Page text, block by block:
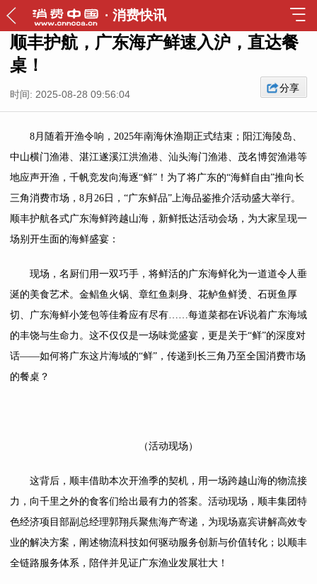
· 消费快讯
顺丰护航，广东海产鲜速入沪，直达餐
桌！
时间: 2025-08-28 09:56:04
分享
8月随着开渔令响，2025年南海休渔期正式结束；阳江海陵岛、
中山横门渔港、湛江遂溪江洪渔港、汕头海门渔港、茂名博贺渔港等
地应声开渔，千帆竞发向海逐“鲜”！为了将广东的“海鲜自由”推向长
三角消费市场，8月26日，“广东鲜品”上海品鉴推介活动盛大举行。
顺丰护航各式广东海鲜跨越山海，新鲜抵达活动会场，为大家呈现一
场别开生面的海鲜盛宴：
现场，名厨们用一双巧手，将鲜活的广东海鲜化为一道道令人垂
涎的美食艺术。金鲳鱼火锅、章红鱼刺身、花鲈鱼鲜烫、石斑鱼厚
切、广东海鲜小笼包等佳肴应有尽有……每道菜都在诉说着广东海域
的丰饶与生命力。这不仅仅是一场味觉盛宴，更是关于“鲜”的深度对
话——如何将广东这片海域的“鲜”，传递到长三角乃至全国消费市场
的餐桌？
（活动现场）
这背后，顺丰借助本次开渔季的契机，用一场跨越山海的物流接
力，向千里之外的食客们给出最有力的答案。活动现场，顺丰集团特
色经济项目部副总经理郭翔兵聚焦海产寄递，为现场嘉宾讲解高效专
业的解决方案，阐述物流科技如何驱动服务创新与价值转化；以顺丰
全链路服务体系，陪伴并见证广东渔业发展壮大！